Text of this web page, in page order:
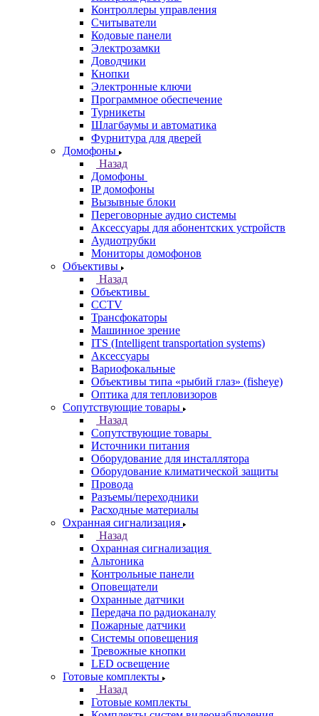
Контроллеры управления
Считыватели
Кодовые панели
Электрозамки
Доводчики
Кнопки
Электронные ключи
Программное обеспечение
Турникеты
Шлагбаумы и автоматика
Фурнитура для дверей
Домофоны
Назад
Домофоны
IP домофоны
Вызывные блоки
Переговорные аудио системы
Аксессуары для абонентских устройств
Аудиотрубки
Мониторы домофонов
Объективы
Назад
Объективы
CCTV
Трансфокаторы
Машинное зрение
ITS (Intelligent transportation systems)
Аксессуары
Вариофокальные
Объективы типа «рыбий глаз» (fisheye)
Оптика для тепловизоров
Сопутствующие товары
Назад
Сопутствующие товары
Источники питания
Оборудование для инсталлятора
Оборудование климатической защиты
Провода
Разъемы/переходники
Расходные материалы
Охранная сигнализация
Назад
Охранная сигнализация
Альтоника
Контрольные панели
Оповещатели
Охранные датчики
Передача по радиоканалу
Пожарные датчики
Системы оповещения
Тревожные кнопки
LED освещение
Готовые комплекты
Назад
Готовые комплекты